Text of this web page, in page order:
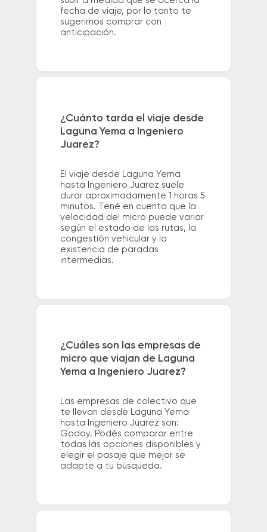
fecha de viaje, por lo tanto te
sugerimos comprar con
anticipación.
¿Cuánto tarda el viaje desde
Laguna Yema a Ingeniero
Juarez?
El viaje desde Laguna Yema
hasta Ingeniero Juarez suele
durar aproximadamente 1 horas 5
minutos. Tené en cuenta que la
velocidad del micro puede variar
según el estado de las rutas, la
congestión vehicular y la
existencia de paradas
intermedias.
¿Cuáles son las empresas de
micro que viajan de Laguna
Yema a Ingeniero Juarez?
Las empresas de colectivo que
te llevan desde Laguna Yema
hasta Ingeniero Juarez son:
Godoy. Podés comparar entre
todas las opciones disponibles y
elegir el pasaje que mejor se
adapte a tu búsqueda.